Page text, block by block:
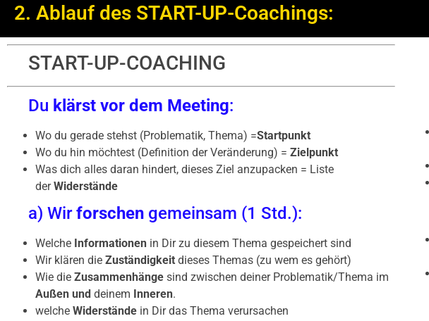
2. Ablauf des START-UP-Coachings:
START-UP-COACHING
Du klärst vor dem Meeting:
Wo du gerade stehst (Problematik, Thema) =Startpunkt
Wo du hin möchtest (Definition der Veränderung) = Zielpunkt
Was dich alles daran hindert, dieses Ziel anzupacken = Liste
derWiderstände
a) Wirforschen gemeinsam (1 Std.):
Welche Informationen in Dir zu diesem Thema gespeichert sind
Wir klären die Zuständigkeit dieses Themas (zu wem es gehört)
Wie die Zusammenhänge sind zwischen deiner Problematik/Thema im
Außen und deinem Inneren.
welche Widerstände in Dir das Thema verursachen